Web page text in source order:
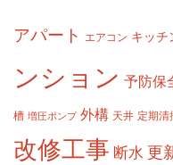
アパート エアコン キッチ
ンション 予防保
槽 増圧ポンプ 外構 天井 定期清
改修工事 断水 更